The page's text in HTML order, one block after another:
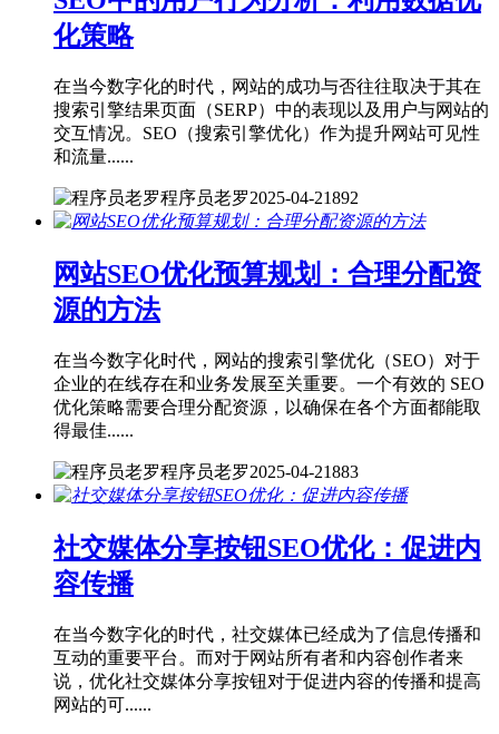
化策略
在当今数字化的时代，网站的成功与否往往取决于其在
搜索引擎结果页面（SERP）中的表现以及用户与网站的
交互情况。SEO（搜索引擎优化）作为提升网站可见性
和流量......
程序员老罗2025-04-21892
网站SEO优化预算规划：合理分配资
源的方法
在当今数字化时代，网站的搜索引擎优化（SEO）对于
企业的在线存在和业务发展至关重要。一个有效的 SEO
优化策略需要合理分配资源，以确保在各个方面都能取
得最佳......
程序员老罗2025-04-21883
社交媒体分享按钮SEO优化：促进内
容传播
在当今数字化的时代，社交媒体已经成为了信息传播和
互动的重要平台。而对于网站所有者和内容创作者来
说，优化社交媒体分享按钮对于促进内容的传播和提高
网站的可......